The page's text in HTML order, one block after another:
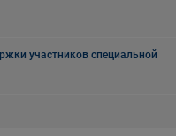
участников специальной